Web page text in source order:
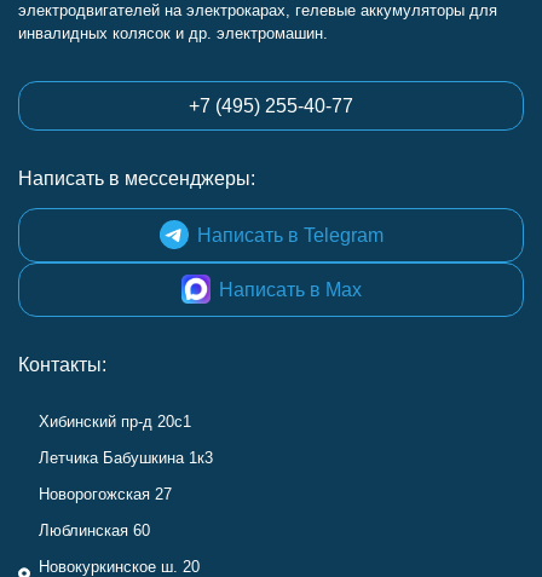
электродвигателей на электрокарах, гелевые аккумуляторы для
инвалидных колясок и др. электромашин.
+7 (495) 255-40-77
Написать в мессенджеры:
Написать в Telegram
Написать в Max
Контакты:
Хибинский пр-д 20с1
Летчика Бабушкина 1к3
Новорогожская 27
Люблинская 60
Новокуркинское ш. 20